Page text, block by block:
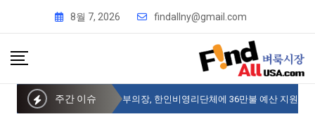
8월 7, 2026 findallny@gmail.com
주간 이슈
뉴욕시의회 샌드라 황 부의장, 한인비영리단체에 36만불 예산 지원